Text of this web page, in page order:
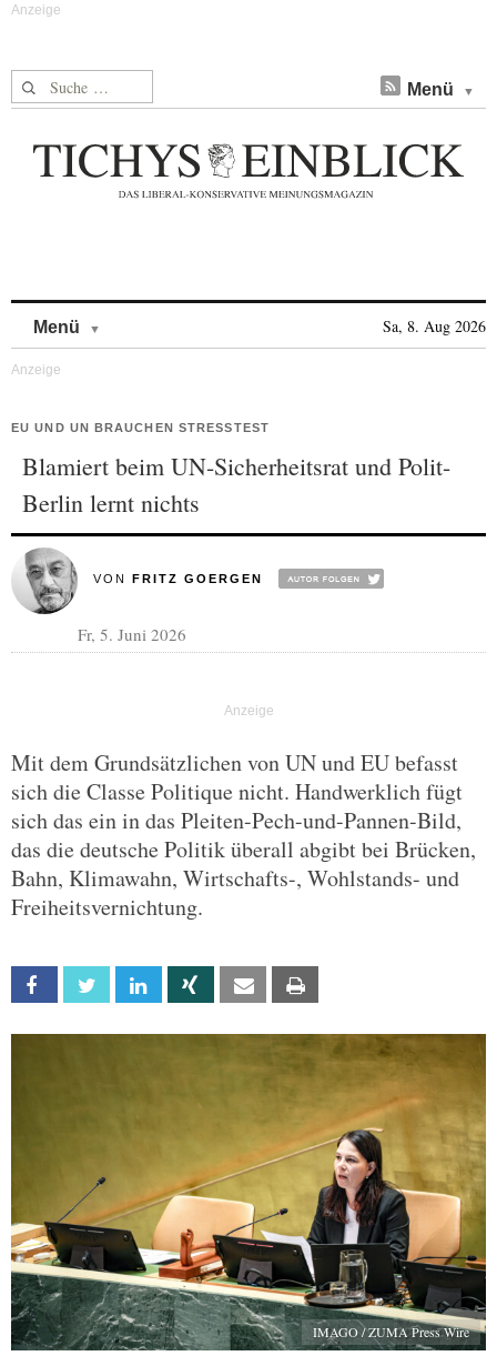
Suche nach: Menü
Menü Sa, 8. Aug 2026
EU UND UN BRAUCHEN STRESSTEST
Blamiert beim UN-Sicherheitsrat und Polit-
Berlin lernt nichts
VON FRITZ GOERGEN
Fr, 5. Juni 2026
Mit dem Grundsätzlichen von UN und EU befasst
sich die Classe Politique nicht. Handwerklich fügt
sich das ein in das Pleiten-Pech-und-Pannen-Bild,
das die deutsche Politik überall abgibt bei Brücken,
Bahn, Klimawahn, Wirtschafts-, Wohlstands- und
Freiheitsvernichtung.
Facebook Twitter Linkedin Xing Email
IMAGO / ZUMA Press Wire